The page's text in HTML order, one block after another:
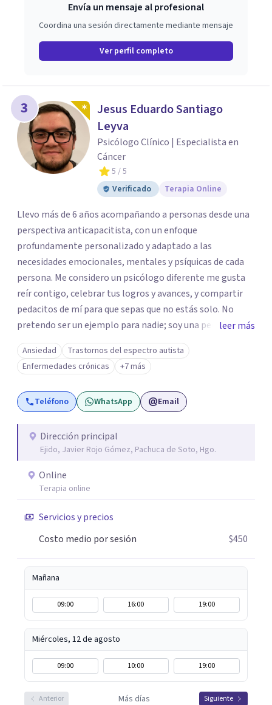
Envía un mensaje al profesional
Coordina una sesión directamente mediante mensaje
Ver perfil completo
3
Jesus Eduardo Santiago
Leyva
Psicólogo Clínico | Especialista en
Cáncer
5 / 5
Verificado
Terapia Online
Llevo más de 6 años acompañando a personas desde una
perspectiva anticapacitista, con un enfoque
profundamente personalizado y adaptado a las
necesidades emocionales, mentales y psíquicas de cada
persona. Me considero un psicólogo diferente me gusta
reír contigo, celebrar tus logros y avances, y compartir
pedacitos de mí para que sepas que no estás solo. No
pretendo ser un ejemplo para nadie; soy una persona que
también sufre, llora, ríe y grita. Para mí, tu salud, tu paz y
tu tranquilidad siempre estarán por encima de lo
económico. A lo largo de mi camino he cuestionado
muchas de las reglas rígidas que aprendí en la formación
tradicional, porque creo que antes que las técnicas se
que el proceso terapéutico tenga sentido. Trabajo
especialmente con procesos de duelo Y psicooncología,
Si tú o algún familiar están atravesando un proceso
relacionado con cáncer, puedes escribirme por WhatsApp
para agendar una primera sesión gratuita. Y si estás
alguien, también puedes contactarme: la primera
conversación no tiene costo.
leer más
Ansiedad
Trastornos del espectro autista
Enfermedades crónicas
+7 más
Teléfono WhatsApp Email
Dirección principal
Ejido, Javier Rojo Gómez, Pachuca de Soto, Hgo.
Online
Terapia online
Servicios y precios
Costo medio por sesión
$450
Mañana
09:00 16:00 19:00
Miércoles, 12 de agosto
09:00 10:00 19:00
Anterior Más días Siguiente